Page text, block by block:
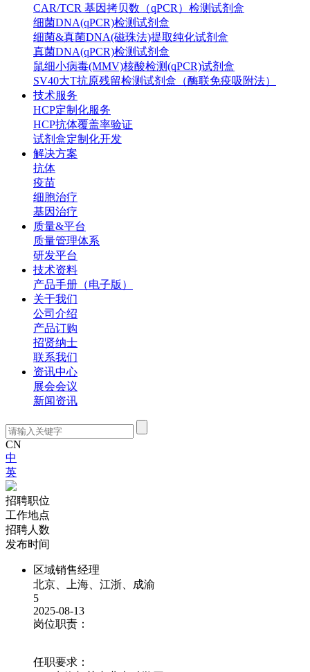
CAR/TCR 基因拷贝数（qPCR）检测试剂盒
细菌DNA(qPCR)检测试剂盒
细菌&真菌DNA(磁珠法)提取纯化试剂盒
真菌DNA(qPCR)检测试剂盒
鼠细小病毒(MMV)核酸检测(qPCR)试剂盒
SV40大T抗原残留检测试剂盒（酶联免疫吸附法）
技术服务
HCP定制化服务
HCP抗体覆盖率验证
试剂盒定制化开发
解决方案
抗体
疫苗
细胞治疗
基因治疗
质量&平台
质量管理体系
研发平台
技术资料
产品手册（电子版）
关于我们
公司介绍
产品订购
招贤纳士
联系我们
资讯中心
展会会议
新闻资讯
CN
中
英
招聘职位
工作地点
招聘人数
发布时间
区域销售经理
北京、上海、江浙、成渝
5
2025-08-13
岗位职责：
任职要求：